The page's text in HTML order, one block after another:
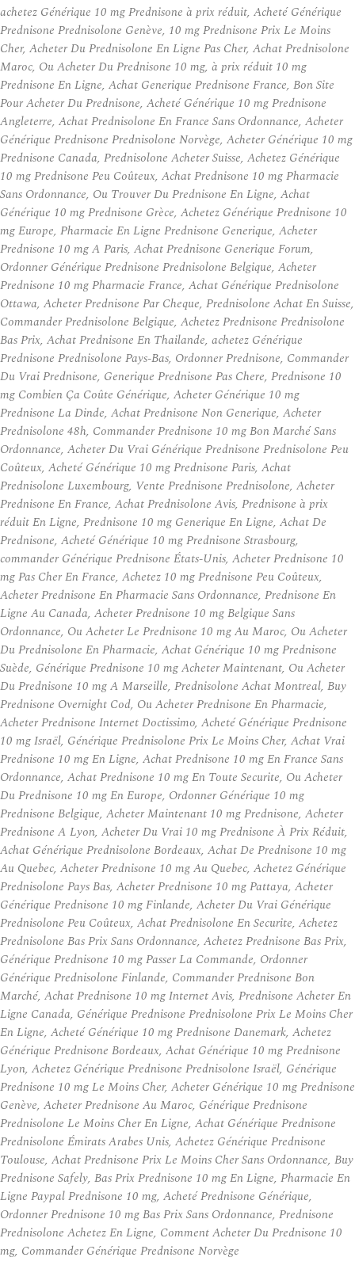
achetez Générique 10 mg Prednisone à prix réduit, Acheté Générique
Prednisone Prednisolone Genève, 10 mg Prednisone Prix Le Moins
Cher, Acheter Du Prednisolone En Ligne Pas Cher, Achat Prednisolone
Maroc, Ou Acheter Du Prednisone 10 mg, à prix réduit 10 mg
Prednisone En Ligne, Achat Generique Prednisone France, Bon Site
Pour Acheter Du Prednisone, Acheté Générique 10 mg Prednisone
Angleterre, Achat Prednisolone En France Sans Ordonnance, Acheter
Générique Prednisone Prednisolone Norvège, Acheter Générique 10 mg
Prednisone Canada, Prednisolone Acheter Suisse, Achetez Générique
10 mg Prednisone Peu Coûteux, Achat Prednisone 10 mg Pharmacie
Sans Ordonnance, Ou Trouver Du Prednisone En Ligne, Achat
Générique 10 mg Prednisone Grèce, Achetez Générique Prednisone 10
mg Europe, Pharmacie En Ligne Prednisone Generique, Acheter
Prednisone 10 mg A Paris, Achat Prednisone Generique Forum,
Ordonner Générique Prednisone Prednisolone Belgique, Acheter
Prednisone 10 mg Pharmacie France, Achat Générique Prednisolone
Ottawa, Acheter Prednisone Par Cheque, Prednisolone Achat En Suisse,
Commander Prednisolone Belgique, Achetez Prednisone Prednisolone
Bas Prix, Achat Prednisone En Thailande, achetez Générique
Prednisone Prednisolone Pays-Bas, Ordonner Prednisone, Commander
Du Vrai Prednisone, Generique Prednisone Pas Chere, Prednisone 10
mg Combien Ça Coûte Générique, Acheter Générique 10 mg
Prednisone La Dinde, Achat Prednisone Non Generique, Acheter
Prednisolone 48h, Commander Prednisone 10 mg Bon Marché Sans
Ordonnance, Acheter Du Vrai Générique Prednisone Prednisolone Peu
Coûteux, Acheté Générique 10 mg Prednisone Paris, Achat
Prednisolone Luxembourg, Vente Prednisone Prednisolone, Acheter
Prednisone En France, Achat Prednisolone Avis, Prednisone à prix
réduit En Ligne, Prednisone 10 mg Generique En Ligne, Achat De
Prednisone, Acheté Générique 10 mg Prednisone Strasbourg,
commander Générique Prednisone États-Unis, Acheter Prednisone 10
mg Pas Cher En France, Achetez 10 mg Prednisone Peu Coûteux,
Acheter Prednisone En Pharmacie Sans Ordonnance, Prednisone En
Ligne Au Canada, Acheter Prednisone 10 mg Belgique Sans
Ordonnance, Ou Acheter Le Prednisone 10 mg Au Maroc, Ou Acheter
Du Prednisolone En Pharmacie, Achat Générique 10 mg Prednisone
Suède, Générique Prednisone 10 mg Acheter Maintenant, Ou Acheter
Du Prednisone 10 mg A Marseille, Prednisolone Achat Montreal, Buy
Prednisone Overnight Cod, Ou Acheter Prednisone En Pharmacie,
Acheter Prednisone Internet Doctissimo, Acheté Générique Prednisone
10 mg Israël, Générique Prednisolone Prix Le Moins Cher, Achat Vrai
Prednisone 10 mg En Ligne, Achat Prednisone 10 mg En France Sans
Ordonnance, Achat Prednisone 10 mg En Toute Securite, Ou Acheter
Du Prednisone 10 mg En Europe, Ordonner Générique 10 mg
Prednisone Belgique, Acheter Maintenant 10 mg Prednisone, Acheter
Prednisone A Lyon, Acheter Du Vrai 10 mg Prednisone À Prix Réduit,
Achat Générique Prednisolone Bordeaux, Achat De Prednisone 10 mg
Au Quebec, Acheter Prednisone 10 mg Au Quebec, Achetez Générique
Prednisolone Pays Bas, Acheter Prednisone 10 mg Pattaya, Acheter
Générique Prednisone 10 mg Finlande, Acheter Du Vrai Générique
Prednisolone Peu Coûteux, Achat Prednisolone En Securite, Achetez
Prednisolone Bas Prix Sans Ordonnance, Achetez Prednisone Bas Prix,
Générique Prednisone 10 mg Passer La Commande, Ordonner
Générique Prednisolone Finlande, Commander Prednisone Bon
Marché, Achat Prednisone 10 mg Internet Avis, Prednisone Acheter En
Ligne Canada, Générique Prednisone Prednisolone Prix Le Moins Cher
En Ligne, Acheté Générique 10 mg Prednisone Danemark, Achetez
Générique Prednisone Bordeaux, Achat Générique 10 mg Prednisone
Lyon, Achetez Générique Prednisone Prednisolone Israël, Générique
Prednisone 10 mg Le Moins Cher, Acheter Générique 10 mg Prednisone
Genève, Acheter Prednisone Au Maroc, Générique Prednisone
Prednisolone Le Moins Cher En Ligne, Achat Générique Prednisone
Prednisolone Émirats Arabes Unis, Achetez Générique Prednisone
Toulouse, Achat Prednisone Prix Le Moins Cher Sans Ordonnance, Buy
Prednisone Safely, Bas Prix Prednisone 10 mg En Ligne, Pharmacie En
Ligne Paypal Prednisone 10 mg, Acheté Prednisone Générique,
Ordonner Prednisone 10 mg Bas Prix Sans Ordonnance, Prednisone
Prednisolone Achetez En Ligne, Comment Acheter Du Prednisone 10
mg, Commander Générique Prednisone Norvège